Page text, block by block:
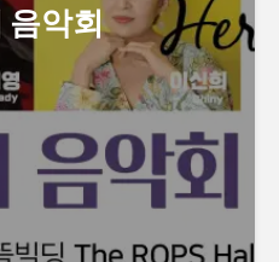
음악회